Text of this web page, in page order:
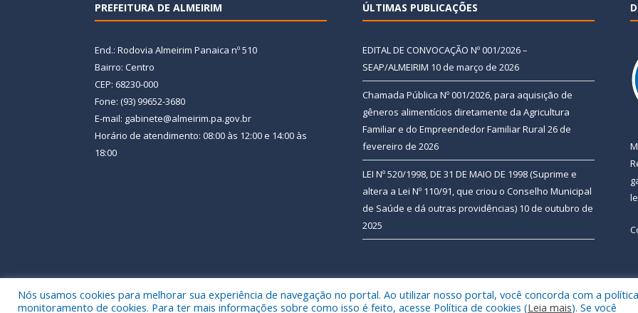
PREFEITURA DE ALMEIRIM
End.: Rodovia Almeirim Panaica nº 510
Bairro: Centro
CEP: 68230-000
Fone: (93) 99652-3680
E-mail: gabinete@almeirim.pa.gov.br
Horário de atendimento: 08:00 às 12:00 e 14:00 às
18:00
ÚLTIMAS PUBLICAÇÕES
EDITAL DE CONVOCAÇÃO Nº 001/2026 –
SEAP/ALMEIRIM 10 de março de 2026
Chamada Pública Nº 001/2026, para aquisição de
gêneros alimentícios diretamente da Agricultura
Familiar e do Empreendedor Familiar Rural 26 de
fevereiro de 2026
LEI Nº 520/1998, DE 31 DE MAIO DE 1998 (Suprime e
altera a Lei Nº 110/91, que criou o Conselho Municipal
de Saúde e dá outras providências) 10 de outubro de
2025
Todos os direitos reservados a Prefeitura Municipal de Almeirim. Mapa do Site
Nós usamos cookies para melhorar sua experiência de navegação no portal. Ao utilizar nosso portal, você concorda com a
monitoramento de cookies. Para ter mais informações sobre como isso é feito, acesse Política de cookies (Leia mais). Se você